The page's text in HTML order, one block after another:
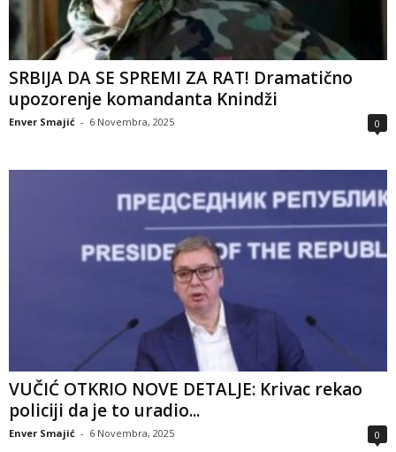
SRBIJA DA SE SPREMI ZA RAT! Dramatično
upozorenje komandanta Knindži
Enver Smajić - 6 Novembra, 2025 0
VUČIĆ OTKRIO NOVE DETALJE: Krivac rekao
policiji da je to uradio...
Enver Smajić - 6 Novembra, 2025 0